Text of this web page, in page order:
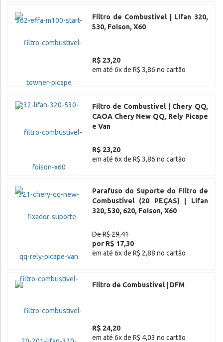
Filtro de Combustível | Lifan 320,
530, Foison, X60
R$ 23,20
em até 6x de R$ 3,86 no cartão
Filtro de Combustível | Chery QQ,
CAOA Chery New QQ, Rely Picape
e Van
R$ 23,20
em até 6x de R$ 3,86 no cartão
Parafuso do Suporte do Filtro de
Combustível (20 PEÇAS) | Lifan
320, 530, 620, Foison, X60
De R$ 29,41
por R$ 17,30
em até 6x de R$ 2,88 no cartão
Filtro de Combustível | DFM
R$ 24,20
em até 6x de R$ 4,03 no cartão